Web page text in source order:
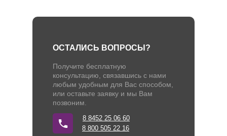
ОСТАЛИСЬ ВОПРОСЫ?
Получите бесплатную
консультацию, связавшись с нами
любым удобным для Вас способом,
или оставьте заявку и мы Вам
позвоним.
8 800 505 22 16
8 8452 25 06 60